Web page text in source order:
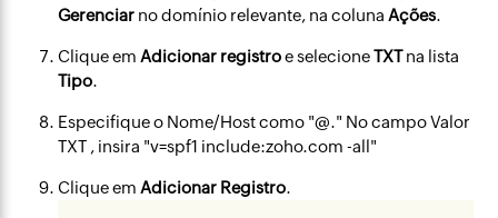
Gerenciar no domínio relevante, na colunaAções.
Clique emAdicionar registroe selecioneTXTna lista
Tipo.
Especifique o Nome/Host como "@." No campo Valor
TXT , insira "v=spf1 include:zoho.com -all"
Clique emAdicionar Registro.